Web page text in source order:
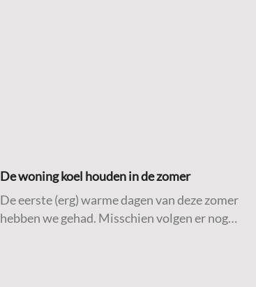
De woning koel houden in de zomer
De eerste (erg) warme dagen van deze zomer
hebben we gehad. Misschien volgen er nog